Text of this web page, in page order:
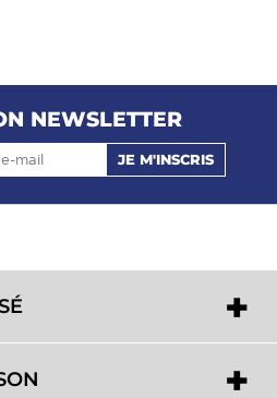
NEWSLETTER
JE M'INSCRIS